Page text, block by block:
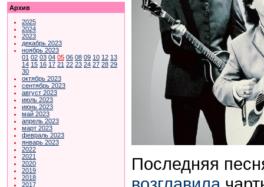
Архив
2025
2024
2023
декабрь 2023
ноябрь 2023
01 02 03 04 05 06 08 09 10 12 13
14 15 16 17 21 22 23 24 27 28 29
30
октябрь 2023
сентябрь 2023
август 2023
июль 2023
июнь 2023
май 2023
апрель 2023
март 2023
февраль 2023
январь 2023
2022
2021
2020
2019
2018
2017
Последняя